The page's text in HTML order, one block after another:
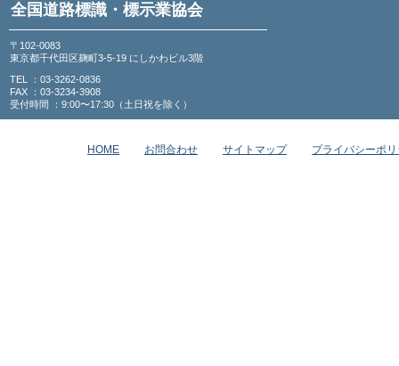
全国道路標識・標示業協会
〒102-0083
東京都千代田区麹町3-5-19 にしかわビル3階
TEL ：03-3262-0836
FAX ：03-3234-3908
受付時間 ：9:00〜17:30（土日祝を除く）
HOME お問合わせ サイトマップ プライバシーポ